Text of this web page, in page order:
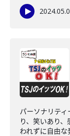
パーソナリテ
り、笑いあり
われずに自由